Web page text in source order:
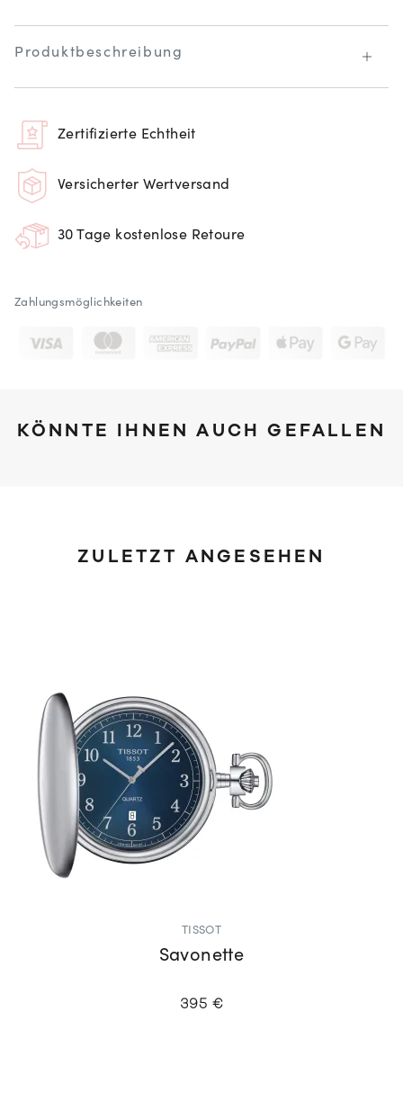
Produktbeschreibung
Zertifizierte Echtheit
Versicherter Wertversand
30 Tage kostenlose Retoure
Zahlungsmöglichkeiten
KÖNNTE IHNEN AUCH GEFALLEN
ZULETZT ANGESEHEN
TISSOT
Savonette
395 €